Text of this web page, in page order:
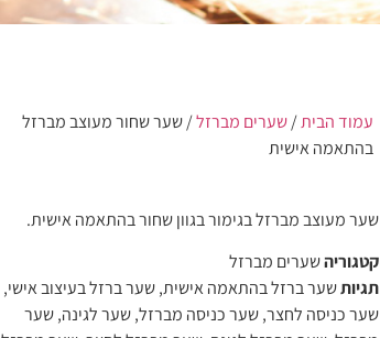
עמוד הבית/שערים מברזל/ שער שחור מעוצב מברזל
בהתאמה אישית
שער מעוצב מברזל בגימור בגוון שחור בהתאמה אישית.
קטגוריהשערים מברזל
תגיותשער ברזל בהתאמה אישית,שער ברזל בעיצוב אישי,
שער כניסה לחצר,שער כניסה מברזל,שער לגינה,שער